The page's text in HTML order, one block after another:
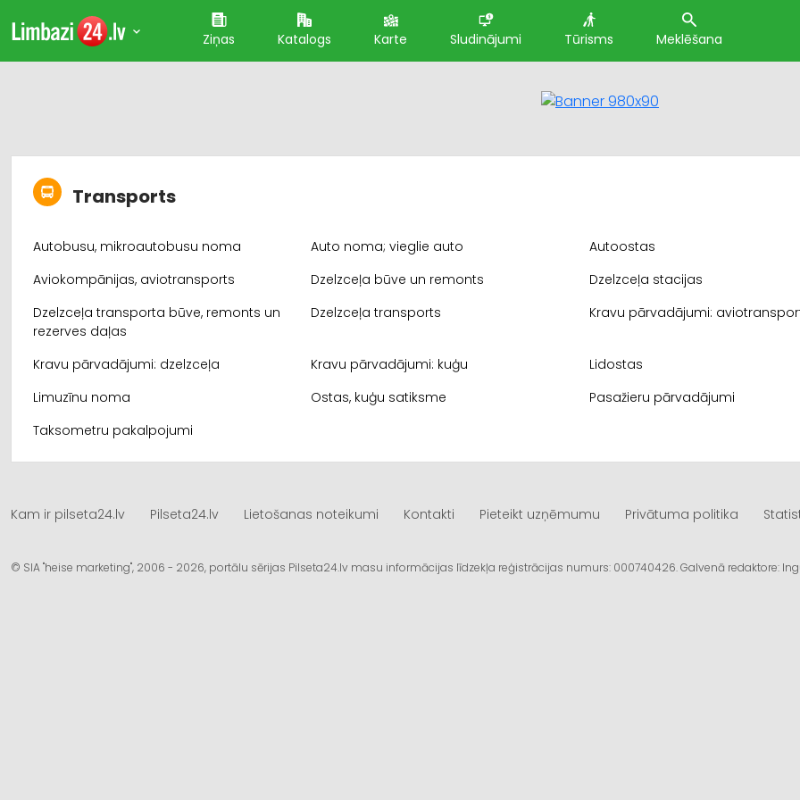
Ziņas Katalogs Karte Sludinājumi Tūrisms Meklēšana
Transports
Autobusu, mikroautobusu noma Auto noma; vieglie auto
Autoostas
Aviokompānijas, aviotransports
Dzelzceļa būve un remonts
Dzelzceļa stacijas
Dzelzceļa transporta būve, remonts un
rezerves daļas
Dzelzceļa transports Kravu pārvadājumi:
Kravu pārvadājumi: dzelzceļa Kravu pārvadājumi: kuģu
Lidostas
Limuzīnu noma
Ostas, kuģu satiksme
Pasažieru pārvadājumi
Taksometru pakalpojumi
Kam ir pilseta24.lv Pilseta24.lv Lietošanas noteikumi Kontakti Pieteikt uzņēmumu Privātuma politika
© SIA "heise marketing", 2006 - 2026, portālu sērijas Pilseta24.lv masu informācijas līdzekļa reģistrācijas numurs: 000740426. Galvenā redaktore: